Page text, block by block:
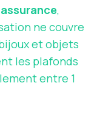
,
ne couvre
et objets
les plafonds
entre 1